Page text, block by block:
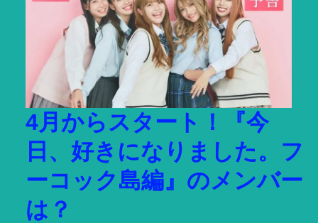
4月からスタート！『今
日、好きになりました。フ
ーコック島編』のメンバー
は？